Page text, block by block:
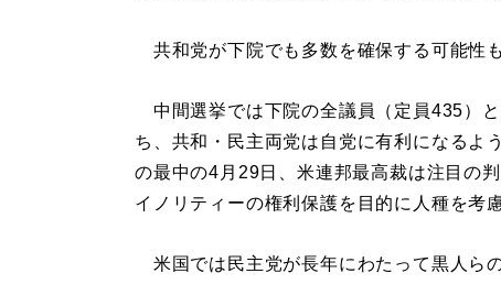
共和党が下院でも多数を確保する可能性
中間選挙では下院の全議員（定員435）
ち、共和・民主両党は自党に有利になるよ
の最中の4月29日、米連邦最高裁は注目の
イノリティーの権利保護を目的に人種を考
米国では民主党が長年にわたって黒人ら